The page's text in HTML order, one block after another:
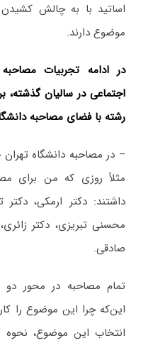
اساتید با به چالش
موضوع دارند.
در ادامه تجربیات
اجتماعی در سالیان گذشته،
رشته با فضای مصاحبه
– در مصاحبه دانشگاه
مثلاً روزی که من برای
داشتند: دکتر ارمکی، دکتر
محسنی تبریزی، دکتر
صادقی.
تمام مصاحبه در محور دو
این‌که چرا این موضوع را
انتخاب این موضوع،